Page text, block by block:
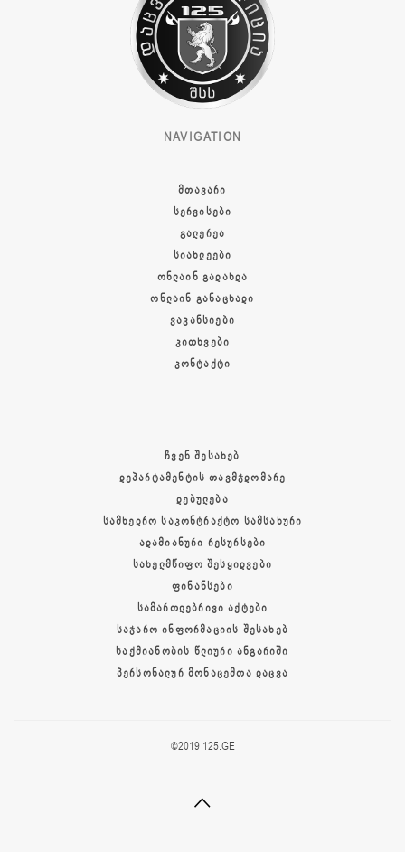
NAVIGATION
ᲛᲗᲐᲕᲐᲠᲘ
ᲡᲔᲠᲕᲘᲡᲔᲑᲘ
ᲒᲐᲚᲔᲠᲔᲐ
ᲡᲘᲐᲮᲚᲔᲔᲑᲘ
ᲝᲜᲚᲐᲘᲜ ᲒᲐᲓᲐᲮᲓᲐ
ᲝᲜᲚᲐᲘᲜ ᲒᲐᲜᲐᲪᲮᲐᲓᲘ
ᲕᲐᲙᲐᲜᲡᲘᲔᲑᲘ
ᲙᲘᲗᲮᲕᲔᲑᲘ
ᲙᲝᲜᲢᲐᲥᲢᲘ
ᲩᲕᲔᲜ ᲨᲔᲡᲐᲮᲔᲑ
ᲓᲔᲞᲐᲠᲢᲐᲛᲔᲜᲢᲘᲡ ᲗᲐᲕᲛᲯᲓᲝᲛᲐᲠᲔ
ᲓᲔᲑᲣᲚᲔᲑᲐ
ᲡᲐᲛᲮᲔᲓᲠᲝ ᲡᲐᲙᲝᲜᲢᲠᲐᲥᲢᲝ ᲡᲐᲛᲡᲐᲮᲣᲠᲘ
ᲐᲓᲐᲛᲘᲐᲜᲣᲠᲘ ᲠᲔᲡᲣᲠᲡᲔᲑᲘ
ᲡᲐᲮᲔᲚᲛᲬᲘᲤᲝ ᲨᲔᲡᲧᲘᲓᲕᲔᲑᲘ
ᲤᲘᲜᲐᲜᲡᲔᲑᲘ
ᲡᲐᲛᲐᲠᲗᲚᲔᲑᲠᲘᲕᲘ ᲐᲥᲢᲔᲑᲘ
ᲡᲐᲯᲐᲠᲝ ᲘᲜᲤᲝᲠᲛᲐᲪᲘᲘᲡ ᲨᲔᲡᲐᲮᲔᲑ
ᲡᲐᲥᲛᲘᲐᲜᲝᲑᲘᲡ ᲬᲚᲘᲣᲠᲘ ᲐᲜᲒᲐᲠᲘᲨᲘ
ᲞᲔᲠᲡᲝᲜᲐᲚᲣᲠ ᲛᲝᲜᲐᲪᲔᲛᲗᲐ ᲓᲐᲪᲕᲐ
©2019 125.GE